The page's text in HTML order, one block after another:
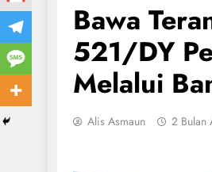
Bawa
521/DY
Melalui
Alis Asmaun 2 Bulan